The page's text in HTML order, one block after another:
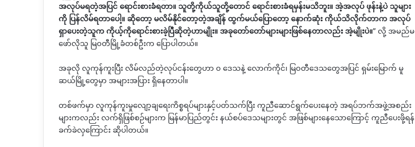
အလုပ်မရတဲ့အပြင် ရောင်းစားခံရတာ။ သူတို့ကိုယ်သူတို့တောင် ရောင်းစားခံရမှန်းမသိဘူး။ အဲ့အလုပ် ဖုန်းနဲ့ပဲ သူများ
ကို ပြန်လိမ်ရတာပေါ့။ ဆိုတော့ မလိမ်နိုင်တော့တဲ့အချိန် ထွက်မယ်ပြောတော့ နောက်ဆုံး ကိုယ်သိလိုက်တာက အလုပ်
ရှာပေးတဲ့သူက ကိုယ့်ကိုရောင်းစားခဲ့ပြီဆိုတဲ့ဟာမျိုး။ အခုတော်တော်များများဖြစ်နေတာလည်း အဲ့မျိုးပဲ။” လို့ အမည်မ
ဖော်လိုသူ မြ၀တီမြို့ခံတစ်ဦးက ပြောပါတယ်။
အခုလို လူကုန်ကူးပြီး လိမ်လည်တဲ့လုပ်ငန်းတွေဟာ ၀ ဒေသနဲ့ လောက်ကိုင်၊ မြ၀တီဒေသတွေအပြင် ရှမ်းမြောက် မူ
ဆယ်မြို့တွေမှာ အများအပြား ရှိနေတာပါ။
တစ်ဖက်မှာ လူကုန်ကူးမှုလျော့ချရေးကိစ္စရပ်များနှင့်ပတ်သက်ပြီး ကူညီဆောင်ရွက်ပေးနေတဲ့ အရပ်ဘက်အဖွဲ့အစည်း
များကလည်း လက်ရှိဖြစ်စဉ်များက မြန်မာပြည်တွင်း နယ်စပ်ဒေသများတွင် အဖြစ်များနေသောကြောင့် ကူညီပေးဖို့ရန်
ခက်ခဲလှကြောင်း ဆိုပါတယ်။